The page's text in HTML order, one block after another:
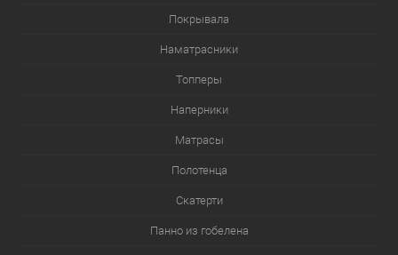
Покрывала
Наматрасники
Топперы
Наперники
Матрасы
Полотенца
Скатерти
Панно из гобелена